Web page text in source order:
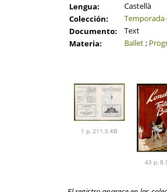
Lengua:
Castellà
Colección:
Temporada
Documento:
Text
Materia:
Ballet;
1 p, 211.5 KB
43 p,